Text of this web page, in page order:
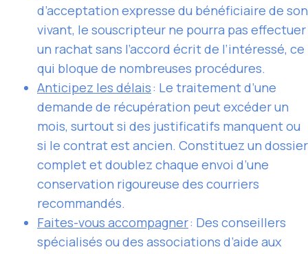
d’acceptation expresse du bénéficiaire de son
vivant, le souscripteur ne pourra pas effectuer
un rachat sans l’accord écrit de l’intéressé, ce
qui bloque de nombreuses procédures.
Anticipez les délais: Le traitement d’une
demande de récupération peut excéder un
mois, surtout si des justificatifs manquent ou
si le contrat est ancien. Constituez un dossier
complet et doublez chaque envoi d’une
conservation rigoureuse des courriers
recommandés.
Faites-vous accompagner: Des conseillers
spécialisés ou des associations d’aide aux